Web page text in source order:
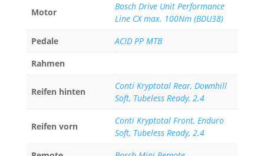
Motor
Bosch Drive Unit Performance
Line CX max. 100Nm (BDU38)
Pedale
ACID PP MTB
Rahmen
Reifen hinten
Conti Kryptotal Rear, Downhill
Soft, Tubeless Ready, 2.4
Reifen vorn
Conti Kryptotal Front, Enduro
Soft, Tubeless Ready, 2.4